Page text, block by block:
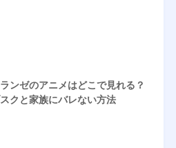
ンゼのアニメはどこで見れる？
クと家族にバレない方法